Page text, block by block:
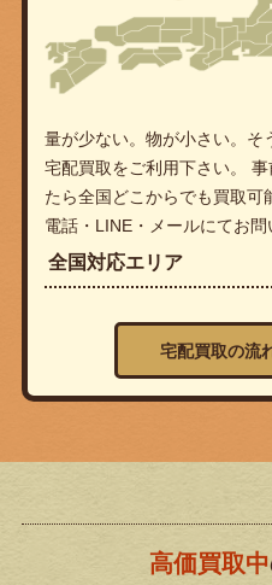
量が少ない。物が小さい。そ
宅配買取をご利用下さい。
たら全国どこからでも買取可
電話・LINE・メールにてお問
全国対応エリア
宅配買取の流
高価買取中